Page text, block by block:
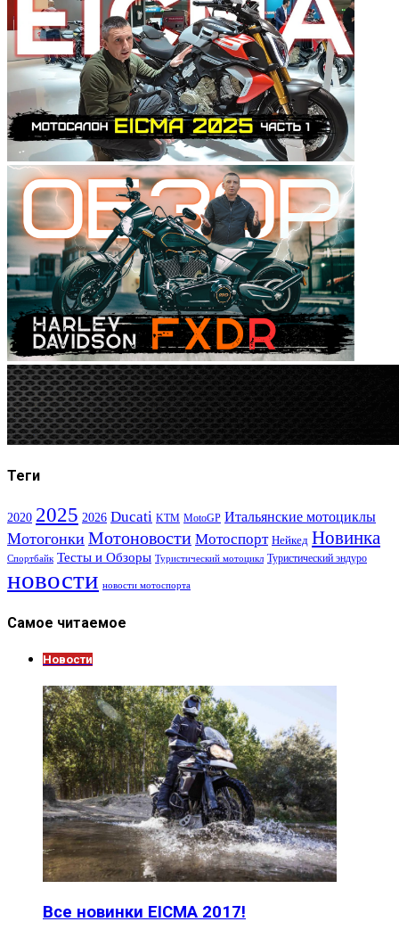
Теги
2020 2025 2026 Ducati KTM MotoGP Итальянские мотоциклы
Мотогонки Мотоновости Мотоспорт Нейкед Новинка
Спортбайк Тесты и Обзоры Туристический мотоцикл Туристический эндуро
новости новости мотоспорта
Самое читаемое
Новости
Все новинки EICMA 2017!